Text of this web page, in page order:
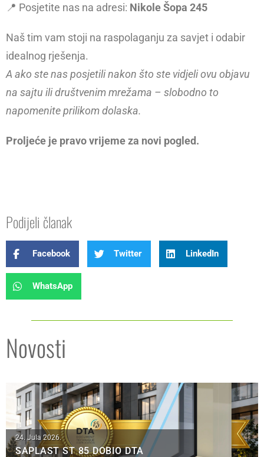
📍 Posjetite nas na adresi: Nikole Šopa 245
Naš tim vam stoji na raspolaganju za savjet i odabir
idealnog rješenja.
A ako ste nas posjetili nakon što ste vidjeli ovu objavu
na sajtu ili društvenim mrežama – slobodno to
napomenite prilikom dolaska.
Proljeće je pravo vrijeme za novi pogled.
Podijeli članak
Facebook Twitter LinkedIn
WhatsApp
Novosti
24. Jula 2026.
SAPLAST ST 85 DOBIO DTA